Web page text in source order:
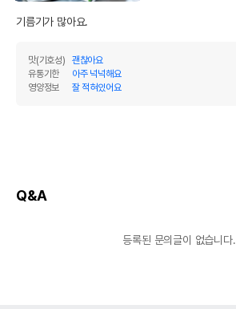
인
오메가3
기름기가 많아요.
맛(기호성)
괜찮아요
유통기한
아주 넉넉해요
영양정보
잘 적혀있어요
Q&A
등록된 문의글이 없습니다.